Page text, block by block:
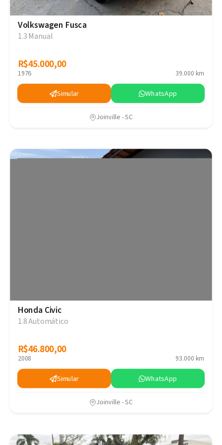
Volkswagen Fusca
1.3 Manual
R$45.000,00
R$45.000,00
1976 39.000 km
Simular WhatsApp
Joinville - SC
Honda Civic
1.8 Automático
R$46.800,00
R$46.800,00
2008 93.000 km
Simular WhatsApp
Joinville - SC